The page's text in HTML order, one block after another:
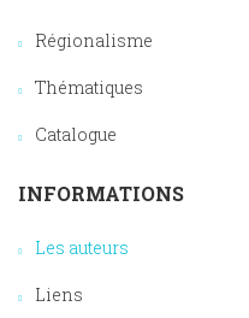
Régionalisme
Thématiques
Catalogue
INFORMATIONS
Les auteurs
Liens